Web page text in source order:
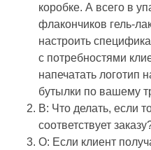
коробке. А всего в
флакончиков гель-
настроить
с потребностями
напечатать логотип
бутылки по вашему
В: Что делать, если
соответствует
О: Если клиент